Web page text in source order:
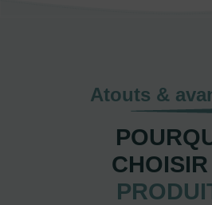
Atouts &
CHOISIR